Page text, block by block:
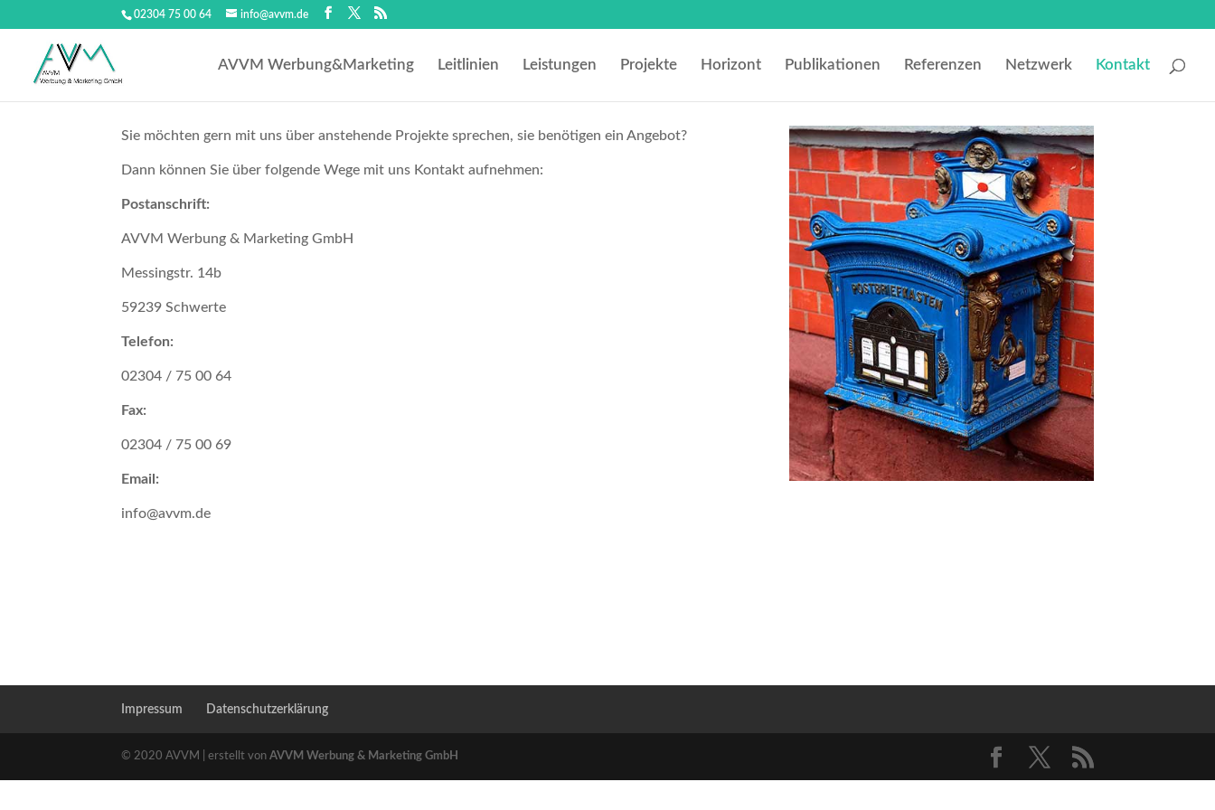
02304 75 00 64 info@avvm.de
AVVM Werbung&Marketing Leitlinien Leistungen Projekte Horizont Publikationen Referenzen Netzwerk Kontakt
Sie möchten gern mit uns über anstehende Projekte sprechen, sie benötigen ein Angebot?
Dann können Sie über folgende Wege mit uns Kontakt aufnehmen:
Postanschrift:
AVVM Werbung & Marketing GmbH
Messingstr. 14b
59239 Schwerte
Telefon:
02304 / 75 00 64
Fax:
02304 / 75 00 69
Email:
info@avvm.de
Impressum Datenschutzerklärung
© 2020 AVVM | erstellt vonAVVM Werbung & Marketing GmbH